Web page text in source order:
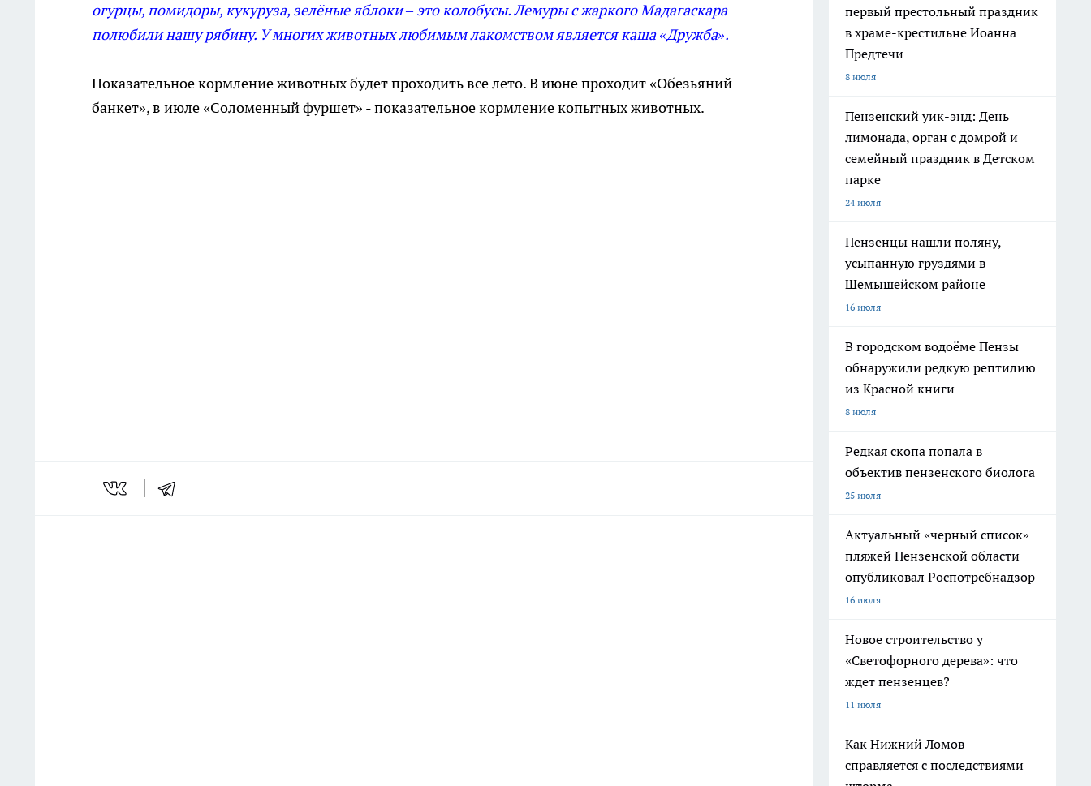
огурцы, помидоры, кукуруза, зелёные яблоки – это колобусы. Лемуры с жаркого Мадагаскара
полюбили нашу рябину. У многих животных любимым лакомством является каша «Дружба».
Показательное кормление животных будет проходить все лето. В июне проходит «Обезьяний
банкет», в июле «Соломенный фуршет» - показательное кормление копытных животных.
первый престольный праздник
в храме-крестильне Иоанна
Предтечи
8 июля
Пензенский уик-энд: День
лимонада, орган с домрой и
семейный праздник в Детском
парке
24 июля
Пензенцы нашли поляну,
усыпанную груздями в
Шемышейском районе
16 июля
В городском водоёме Пензы
обнаружили редкую рептилию
из Красной книги
8 июля
Редкая скопа попала в
объектив пензенского биолога
25 июля
Актуальный «черный список»
пляжей Пензенской области
опубликовал Роспотребнадзор
16 июля
Новое строительство у
«Светофорного дерева»: что
ждет пензенцев?
11 июля
Как Нижний Ломов
справляется с последствиями